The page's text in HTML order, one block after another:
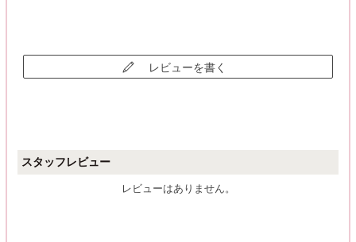
レビューを書く
スタッフレビュー
レビューはありません。